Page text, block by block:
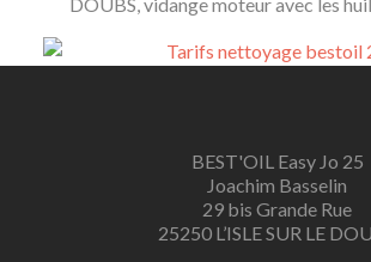
BEST'OIL Easy Jo 25
Joachim Basselin
29 bis Grande Rue
25250 L’ISLE SUR LE